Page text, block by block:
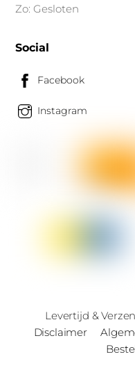
Zo: Gesloten
Social
Facebook
Instagram
Levertijd &
Disclaimer